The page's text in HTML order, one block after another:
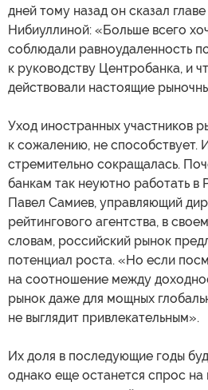
дней тому назад он сказал
Нибиуллиной: «Больше всего
соблюдали равноудаленность
к руководству Центробанка, и
действовали настоящие
Уход иностранных участников
к сожалению, не способствует.
стремительно сокращалась.
банкам так неуютно работать в
Павел Самиев, управляющий
рейтингового агентства, в
словам, российский рынок
потенциал роста. «Но если
на соотношение между
рынок даже для мощных
не выглядит привлекательным».
Их доля в последующие годы
однако еще останется спрос на